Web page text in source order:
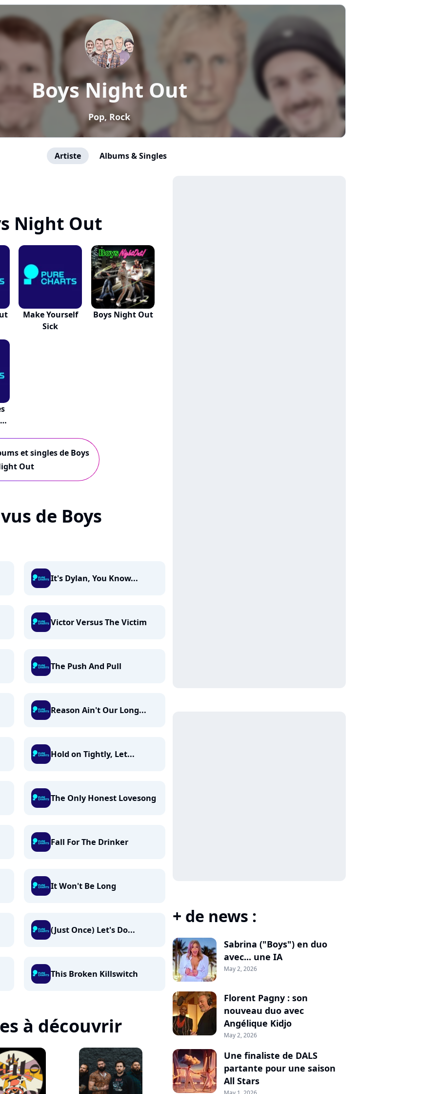
Boys Night Out
Pop, Rock
Artiste Albums & Singles
Night Out
Make Yourself
Sick
Boys Night Out
et singles de Boys
Out
de Boys
It's Dylan, You Know...
Victor Versus The Victim
The Push And Pull
Reason Ain't Our Long...
Hold on Tightly, Let...
The Only Honest Lovesong
Fall For The Drinker
It Won't Be Long
(Just Once) Let's Do...
This Broken Killswitch
à découvrir
+ de news :
Sabrina ("Boys") en duo
avec... une IA
May 2, 2026
Florent Pagny : son
nouveau duo avec
Angélique Kidjo
May 2, 2026
Une finaliste de DALS
partante pour une saison
All Stars